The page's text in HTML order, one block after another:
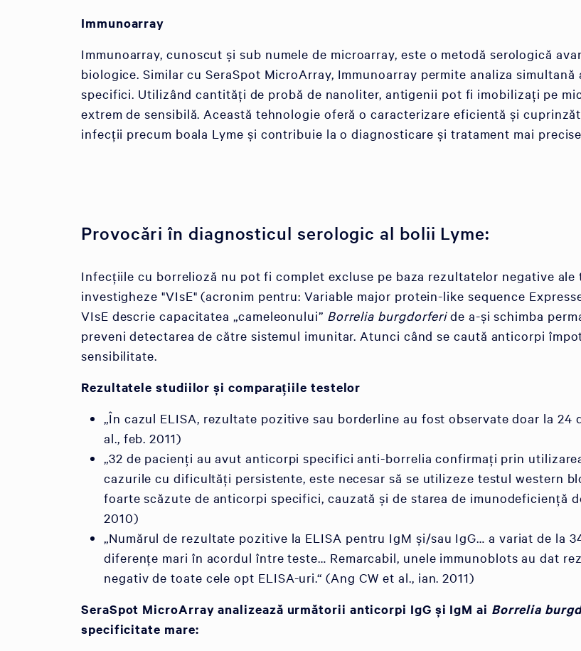
Immunoarray
Immunoarray, cunoscut și sub numele de microarray, este o metodă serologică
biologice. Similar cu SeraSpot MicroArray, Immunoarray permite analiza
specifici. Utilizând cantități de probă de nanoliter, antigenii pot fi imobilizați pe
extrem de sensibilă. Această tehnologie oferă o caracterizare eficientă și
infecții precum boala Lyme și contribuie la o diagnosticare și tratament mai
Provocări în diagnosticul serologic al bolii Lyme:
Infecțiile cu borrelioză nu pot fi complet excluse pe baza rezultatelor negative
investigheze "VIsE" (acronim pentru: Variable major protein-like sequence
VIsE descrie capacitatea „cameleonului” Borrelia burgdorferide a-și schimba
preveni detectarea de către sistemul imunitar. Atunci când se caută anticorpi
sensibilitate.
Rezultatele studiilor și comparațiile testelor
„În cazul ELISA, rezultate pozitive sau borderline au fost observate doar la 24
al., feb. 2011)
„32 de pacienți au avut anticorpi specifici anti-borrelia confirmați prin
cazurile cu dificultăți persistente, este necesar să se utilizeze testul western
foarte scăzute de anticorpi specifici, cauzată și de starea de imunodeficiență
2010)
„Numărul de rezultate pozitive la ELISA pentru IgM și/sau IgG… a variat de la
diferențe mari în acordul între teste… Remarcabil, unele immunoblots au dat
negativ de toate cele opt ELISA-uri.“ (Ang CW et al., ian. 2011)
SeraSpot MicroArray analizează următorii anticorpi IgG și IgM ai Borrelia
specificitate mare: